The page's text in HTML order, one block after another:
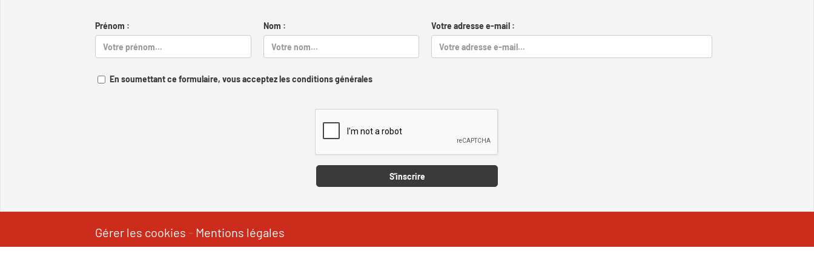
Prénom : Nom : Votre adresse e-mail :
En soumettant ce formulaire, vous acceptez les conditions générales
S'inscrire
Gérer les cookies - Mentions légales